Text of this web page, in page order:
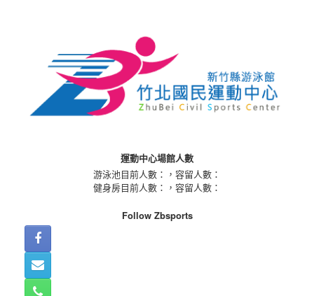
運動中心場館人數
游泳池目前人數：
，容留人數：
健身房目前人數：
，容留人數：
Follow Zbsports